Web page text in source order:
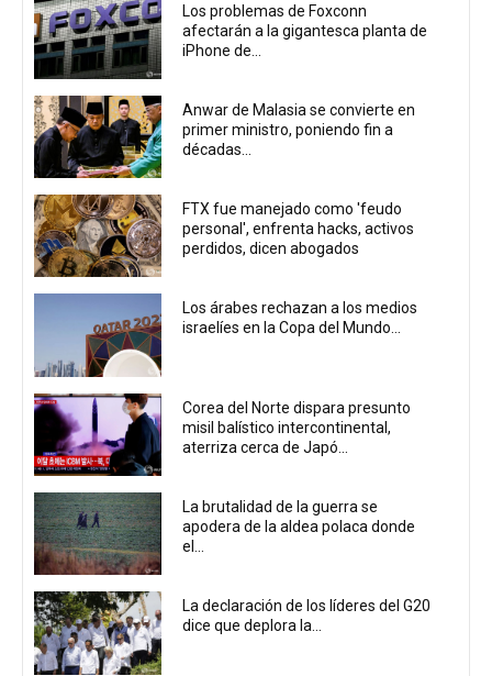
Los problemas de Foxconn
afectarán a la gigantesca planta de
iPhone de...
Anwar de Malasia se convierte en
primer ministro, poniendo fin a
décadas...
FTX fue manejado como 'feudo
personal', enfrenta hacks, activos
perdidos, dicen abogados
Los árabes rechazan a los medios
israelíes en la Copa del Mundo...
Corea del Norte dispara presunto
misil balístico intercontinental,
aterriza cerca de Japó...
La brutalidad de la guerra se
apodera de la aldea polaca donde
el...
La declaración de los líderes del G20
dice que deplora la...